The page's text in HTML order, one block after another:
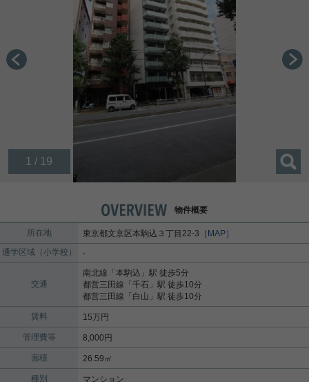
1 / 19
物件概要
所在地 東京都文京区本駒込 ３丁目22-3 ［MAP］
通学区域（小学校）
-
交通
南北線 「本駒込 」駅 徒歩5分
都営三田線 「千石 」駅 徒歩10分
都営三田線 「白山 」駅 徒歩10分
賃料 15万円
管理費等 8,000円
面積 26.59㎡
種別 マンション